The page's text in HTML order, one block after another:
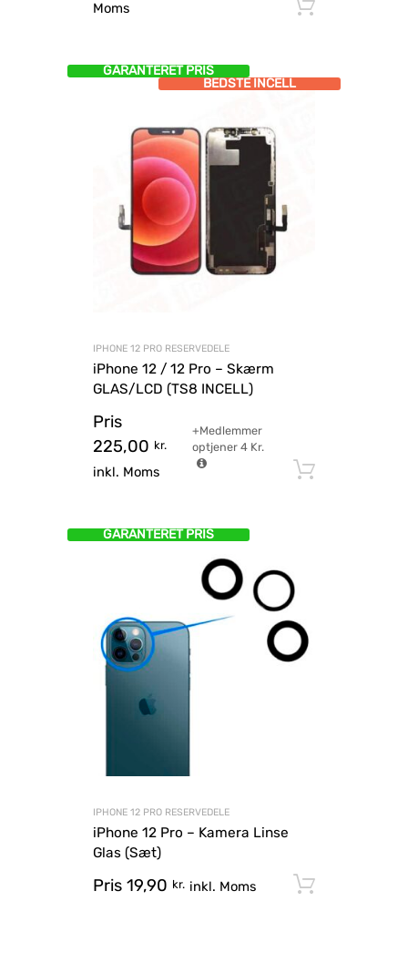
Moms
GARANTERET PRIS
BEDSTE INCELL
IPHONE 12 PRO RESERVEDELE
iPhone 12 / 12 Pro – Skærm
GLAS/LCD (TS8 INCELL)
Pris
225,00 kr.
inkl. Moms
+Medlemmer
optjener 4Kr.
GARANTERET PRIS
IPHONE 12 PRO RESERVEDELE
iPhone 12 Pro – Kamera Linse
Glas (Sæt)
Pris 19,90 kr. inkl. Moms